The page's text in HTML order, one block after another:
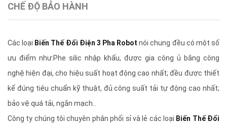
CHẾ ĐỘ BẢO HÀNH
Các loại Biến Thế Đổi Điện 3 Pha Robot nói chung đều có một số
ưu điểm như:Phe silic nhập khẩu, được gia công ủ bằng công
nghệ hiện đại, cho hiệu suất hoạt động cao nhất; đều được thiết
kế đúng tiêu chuẩn kỹ thuật, đủ công suất tải tự động cao nhất;
bảo vệ quá tải, ngắn mạch..
Công ty chúng tôi chuyên phân phối sỉ và lẻ các loại Biến Thế Đổi